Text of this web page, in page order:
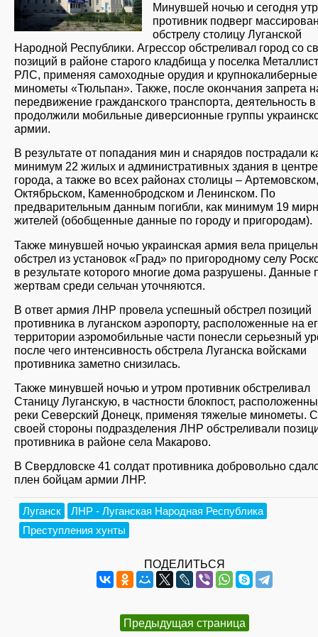
Минувшей ночью и сегодня
противник подверг
обстрелу столицу Луганской
Народной Республики. Агрессор обстреливал город со
позиций в районе старого кладбища у поселка
РЛС, применяя самоходные орудия и крупнокалиберные
минометы «Тюльпан». Также, после окончания запрета
передвижение гражданского транспорта, деятельность
продолжили мобильные диверсионные группы
армии.
В результате от попадания мин и снарядов пострадали
минимум 22 жилых и административных здания в центре
города, а также во всех районах столицы – Артемовском,
Октябрьском, Каменнобродском и Ленинском. По
предварительным данным погибли, как минимум 19
жителей (обобщенные данные по городу и пригородам).
Также минувшей ночью украинская армия вела
обстрел из установок «Град» по пригородному селу
в результате которого многие дома разрушены. Данные
жертвам среди сельчан уточняются.
В ответ армия ЛНР провела успешный обстрел позиций
противника в луганском аэропорту, расположенные на
территории аэромобильные части понесли серьезный
после чего интенсивность обстрела Луганска войсками
противника заметно снизилась.
Также минувшей ночью и утром противник обстреливал
Станицу Луганскую, в частности блокпост,
реки Северский Донецк, применяя тяжелые минометы.
своей стороны подразделения ЛНР обстреливали
противника в районе села Макарово.
В Свердловске 41 солдат противника добровольно
плен бойцам армии ЛНР.
Луганск
ЛНР - Луганская Народная Республика
Преступления хунты
ПОДЕЛИТЬСЯ
Предыдущая страница